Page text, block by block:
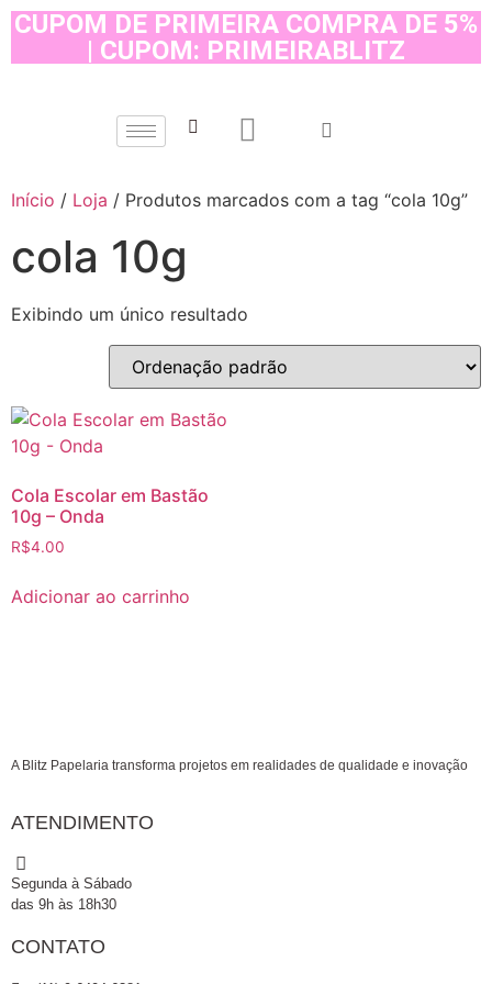
CUPOM DE PRIMEIRA COMPRA DE 5%
| CUPOM: PRIMEIRABLITZ
Início / Loja / Produtos marcados com a tag “cola 10g”
cola 10g
Exibindo um único resultado
Cola Escolar em Bastão
10g – Onda
R$4.00
Adicionar ao carrinho
A Blitz Papelaria transforma projetos em realidades de qualidade e inovação
ATENDIMENTO
Segunda à Sábado
das 9h às 18h30
CONTATO